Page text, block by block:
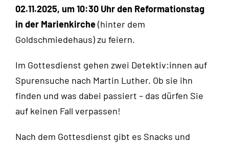
02.11.2025, um 10:30 Uhr den Reformationstag
in der Marienkirche(hinter dem
Goldschmiedehaus) zu feiern.
Im Gottesdienst gehen zwei Detektiv:innen auf
Spurensuche nach Martin Luther. Ob sie ihn
finden und was dabei passiert – das dürfen Sie
auf keinen Fall verpassen!
Nach dem Gottesdienst gibt es Snacks und